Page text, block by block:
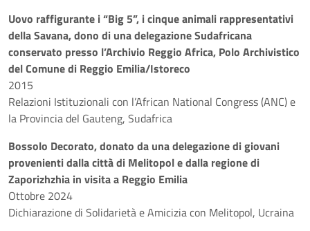
Uovo raffigurante i “Big 5”, i cinque animali rappresentativi
della Savana, dono di una delegazione Sudafricana
conservato presso l’Archivio Reggio Africa, Polo Archivistico
del Comune di Reggio Emilia/Istoreco
2015
Relazioni Istituzionali con l’African National Congress (ANC) e
la Provincia del Gauteng, Sudafrica
Bossolo Decorato, donato da una delegazione di giovani
provenienti dalla città di Melitopol e dalla regione di
Zaporizhzhia in visita a Reggio Emilia
Ottobre 2024
Dichiarazione di Solidarietà e Amicizia con Melitopol, Ucraina